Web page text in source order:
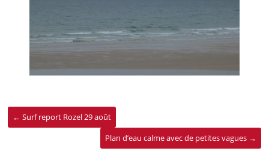
← Surf report Rozel 29 août
Plan d’eau calme avec de petites vagues →